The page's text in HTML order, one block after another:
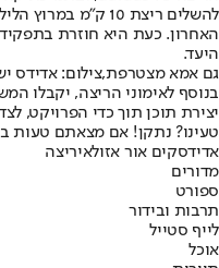
האחרון. כעת היא חוזרת
היעד.
גם אמא מצטרפת,צילום: אדידס
בנוסף לאימוני הריצה, יקבלו
יצירת תוכן תוך כדי הפרויקט,
טעינו? נתקן! אם מצאתם טעות
אדידסקים אור אזולאיריצה
מדורים
ספורט
תרבות ובידור
לייף סטייל
אוכל